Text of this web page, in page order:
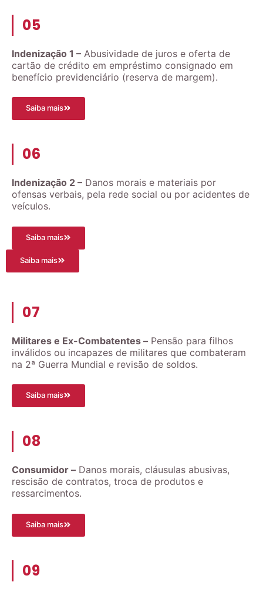
05
Indenização 1 – Abusividade de juros e oferta de
cartão de crédito em empréstimo consignado em
benefício previdenciário (reserva de margem).
Saiba mais
06
Indenização 2 – Danos morais e materiais por
ofensas verbais, pela rede social ou por acidentes de
veículos.
Saiba mais
Saiba mais
07
Militares e Ex-Combatentes – Pensão para filhos
inválidos ou incapazes de militares que combateram
na 2ª Guerra Mundial e revisão de soldos.
Saiba mais
08
Consumidor – Danos morais, cláusulas abusivas,
rescisão de contratos, troca de produtos e
ressarcimentos.
Saiba mais
09